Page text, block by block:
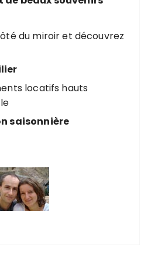
du miroir et découvrez
locatifs hauts
saisonnière